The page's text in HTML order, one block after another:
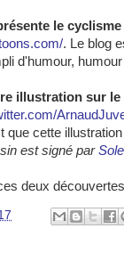
le
. Le blog
d'humour,
illustration sur le
cette
est signé par
deux